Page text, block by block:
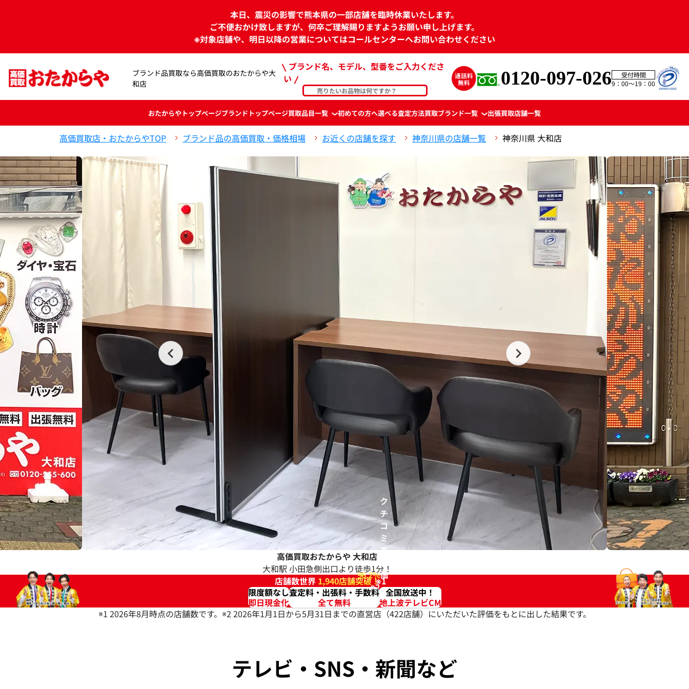
本日、震災の影響で熊本県の一部店舗を臨時休業いたします。
ご不便おかけ致しますが、何卒ご理解賜りますようお願い申し上げます。
※対象店舗や、明日以降の営業についてはコールセンターへお問い合わせください
ブランド品買取なら高価買取のおたからや大
和店
ブランド名、モデル、型番をご入力くださ
い
0120-097-026
受付時間
9：00〜19：00
おたからやトップページブランド トップページ買取品目一覧 初めての方へ選べる査定方法買取ブランド一覧 出張買取店舗一覧
高価買取店・おたからやTOP ブランド品の高価買取・価格相場 お近くの店舗を探す 神奈川県の店舗一覧 神奈川県 大和店
高価買取おたからや大和店
大和駅 小田急側出口より徒歩1分！
店舗数世界 1,940店舗突破！※1
ク
チ
コ
ミ
高
価
96.2%
※2
限度額なし
即日現金化
査定料・出張料・手数料
全て無料
全国放送中！
地上波テレビCM
※1 2026年8月時点の店舗数です。 ※2 2026年1月1日から5月31日までの直営店（422店舗）にいただいた評価をもとに出した結果です。
テレビ・SNS・新聞など